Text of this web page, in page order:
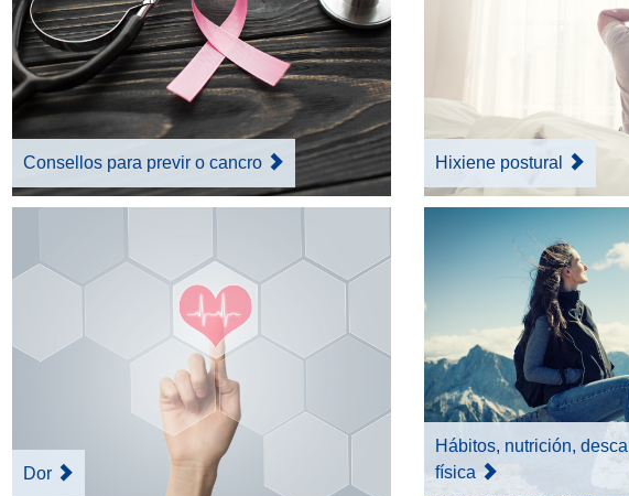
Consellos para previr o cancro
Dor
Hixiene postural
Hábitos, nutrición,
física